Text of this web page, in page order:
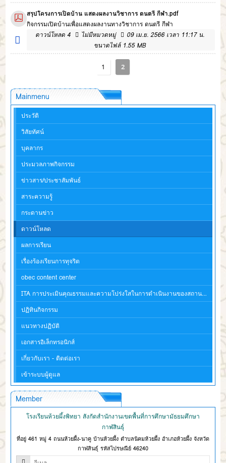
สรุปโครงการเปิดบ้าน แสดงผลงานวิชาการ ดนตรี กีฬา.pdf
กิจกรรมเปิดบ้านเพื่อแสดงผลงานทางวิชาการ ดนตรี กีฬา
ดาวน์โหลด 4 ไม่มีหมวดหมู่
09 เม.ย. 2566 เวลา 11:17 น.
ขนาดไฟล์ 1.55 MB
1 2
Mainmenu
ประวัติ
วิสัยทัศน์
บุคลากร
ประมวลภาพกิจกรรม
ข่าวสาร/ประชาสัมพันธ์
สาระความรู้
กระดานข่าว
ดาวน์โหลด
ผลการเรียน
เรื่องร้องเรียนการทุจริต
obec content center
ITA การประเมินคุณธรรมและความโปร่งใสในการดำเนินงานของสถานศึกษา
ปฏิทินกิจกรรม
แนวทางปฏิบัติ
เอกสารอิเล็กทรอนิกส์
เกี่ยวกับเรา - ติดต่อเรา
เข้าระบบผู้ดูแล
Member
โรงเรียนห้วยผึ้งพิทยา สังกัดสำนักงานเขตพื้นที่การศึกษามัธยมศึกษา
กาฬสินธุ์
ที่อยู่ 461 หมู่ 4 ถนนห้วยผึ้ง-นาคู บ้านห้วยผึ้ง ตำบลนิคมห้วยผึ้ง อำเภอห้วยผึ้ง จังหวัด
กาฬสินธุ์ รหัสไปรษณีย์ 46240